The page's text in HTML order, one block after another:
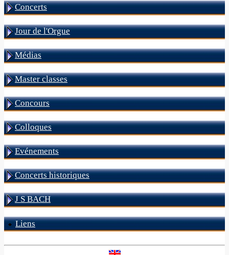
Concerts
Jour de l'Orgue
Médias
Master classes
Concours
Colloques
Evénements
Concerts historiques
J S BACH
Liens